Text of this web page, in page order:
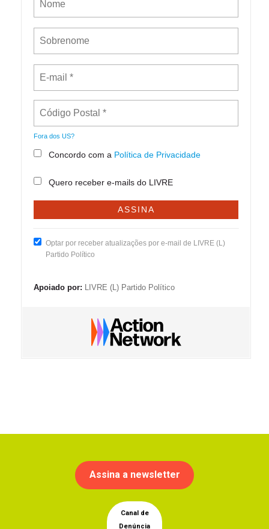
Fora dos US?
Concordo com a Política de Privacidade
Quero receber e-mails do LIVRE
Optar por receber atualizações por e-mail de LIVRE (L)
Partido Político
Apoiado por: LIVRE (L) Partido Político
Assina a newsletter
Canal de
Denúncia